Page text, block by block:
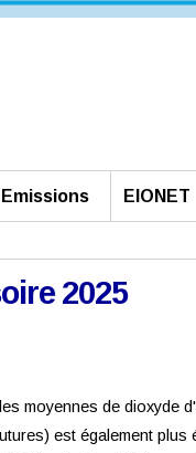
Emissions EIONET
2025
moyennes de dioxyde
est également plus